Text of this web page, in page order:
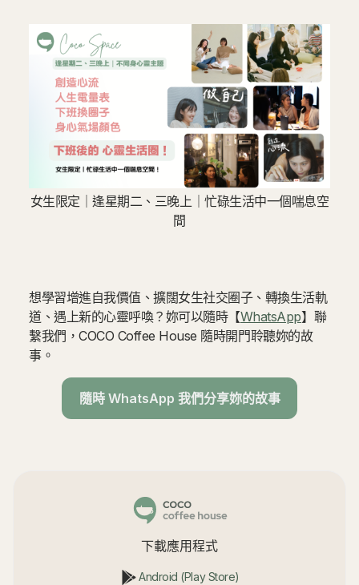
女生限定｜逢星期二、三晚上｜忙碌生活中一個喘息空
間
想學習增進自我價值、擴闊女生社交圈子、轉換生活軌
道、遇上新的心靈呼喚？妳可以隨時【WhatsApp】聯
繫我們，COCO Coffee House 隨時開門聆聽妳的故
事。
隨時 WhatsApp 我們分享妳的故事
下載應用程式
Android (Play Store)